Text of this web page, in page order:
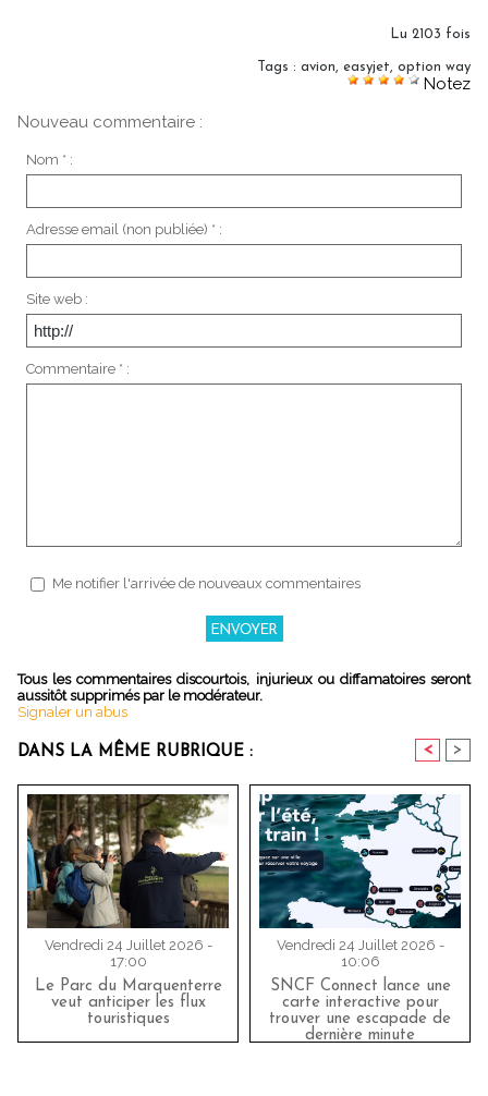
Lu 2103 fois
Tags : avion easyjet option way
Notez
Nouveau commentaire :
Nom * :
Adresse email (non publiée) * :
Site web :
Commentaire * :
Me notifier l'arrivée de nouveaux commentaires
Tous les commentaires discourtois, injurieux ou diffamatoires seront
aussitôt supprimés par le modérateur.
Signaler un abus
DANS LA MÊME RUBRIQUE : < >
Vendredi 24 Juillet 2026 -
17:00
Le Parc du Marquenterre
veut anticiper les flux
touristiques
Vendredi 24 Juillet 2026 -
10:06
SNCF Connect lance une
carte interactive pour
trouver une escapade de
dernière minute